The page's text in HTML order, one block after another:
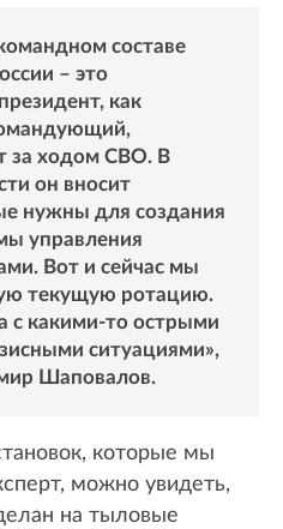
составе
– это
как
за ходом СВО. В
он вносит
нужны для создания
управления
Вот и сейчас мы
текущую ротацию.
с какими-то острыми
ситуациями»,
Шаповалов.
которые мы
можно увидеть,
на тыловые